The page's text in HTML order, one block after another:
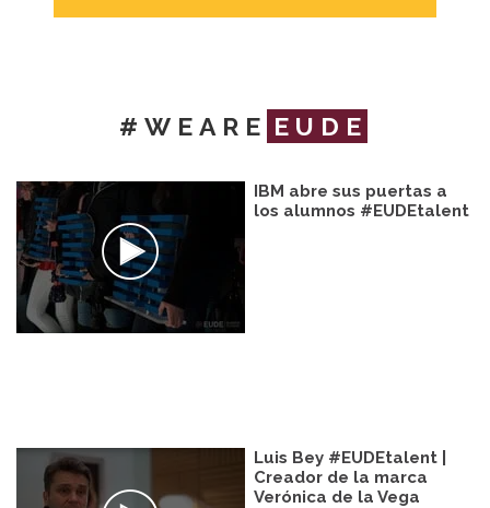
#WEARE EUDE
IBM abre sus puertas a
los alumnos #EUDEtalent
Luis Bey #EUDEtalent |
Creador de la marca
Verónica de la Vega